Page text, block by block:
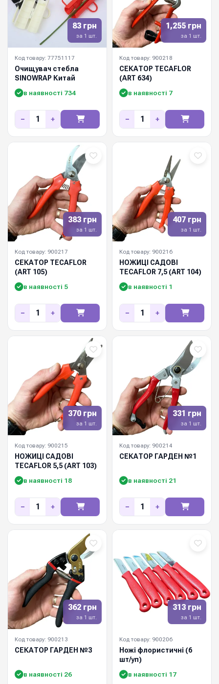
83 грн
за 1 шт.
Код товару: 77751117
Очищувач стебла
SINOWRAP Китай
в наявності 734
− +
1,255 грн
за 1 шт.
Код товару: 900218
СЕКАТОР TECAFLOR
(ART 634)
в наявності 7
− +
383 грн
за 1 шт.
Код товару: 900217
СЕКАТОР TECAFLOR
(ART 105)
в наявності 5
− +
407 грн
за 1 шт.
Код товару: 900216
НОЖИЦІ САДОВІ
TECAFLOR 7,5 (ART 104)
в наявності 1
− +
370 грн
за 1 шт.
Код товару: 900215
НОЖИЦІ САДОВІ
TECAFLOR 5,5 (ART 103)
в наявності 18
− +
331 грн
за 1 шт.
Код товару: 900214
СЕКАТОР ГАРДЕН №1
в наявності 21
− +
362 грн
за 1 шт.
Код товару: 900213
СЕКАТОР ГАРДЕН №3
в наявності 26
313 грн
за 1 шт.
Код товару: 900206
Ножі флористичні (6
шт/уп)
в наявності 17